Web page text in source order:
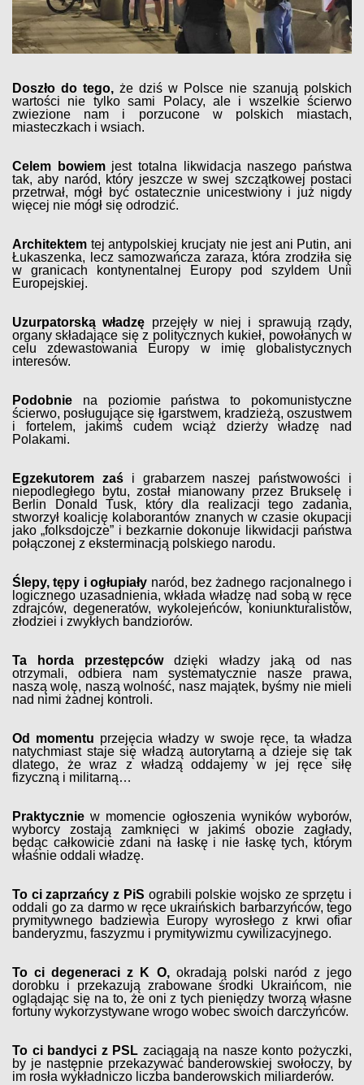
Doszło do tego, że dziś w Polsce nie szanują polskich
wartości nie tylko sami Polacy, ale i wszelkie ścierwo
zwiezione nam i porzucone w polskich miastach,
miasteczkach i wsiach.
Celem bowiemjest totalna likwidacja naszego państwa
tak, aby naród, który jeszcze w swej szczątkowej postaci
przetrwał, mógł być ostatecznie unicestwiony i już nigdy
więcej nie mógł się odrodzić.
Architektem tej antypolskiej krucjaty nie jest ani Putin, ani
Łukaszenka, lecz samozwańcza zaraza, która zrodziła się
w granicach kontynentalnej Europy pod szyldem Unii
Europejskiej.
Uzurpatorską władzę przejęły w niej i sprawują rządy,
organy składające się z politycznych kukieł, powołanych w
celu zdewastowania Europy w imię globalistycznych
interesów.
Podobnie na poziomie państwa to pokomunistyczne
ścierwo, posługujące się łgarstwem, kradzieżą, oszustwem
i fortelem, jakimś cudem wciąż dzierży władzę nad
Polakami.
Egzekutorem zaśi grabarzem naszej państwowości i
niepodległego bytu, został mianowany przez Brukselę i
Berlin Donald Tusk, który dla realizacji tego zadania,
stworzył koalicję kolaborantów znanych w czasie okupacji
jako „folksdojcze” i bezkarnie dokonuje likwidacji państwa
połączonej z eksterminacją polskiego narodu.
Ślepy, tępy i ogłupiały naród, bez żadnego racjonalnego i
logicznego uzasadnienia, wkłada władzę nad sobą w ręce
zdrajców, degeneratów, wykolejeńców, koniunkturalistów,
złodziei i zwykłych bandziorów.
Ta horda przestępcówdzięki władzy jaką od nas
otrzymali, odbiera nam systematycznie nasze prawa,
naszą wolę, naszą wolność, nasz majątek, byśmy nie mieli
nad nimi żadnej kontroli.
Od momentu przejęcia władzy w swoje ręce, ta władza
natychmiast staje się władzą autorytarną a dzieje się tak
dlatego, że wraz z władzą oddajemy w jej ręce siłę
fizyczną i militarną…
Praktycznie w momencie ogłoszenia wyników wyborów,
wyborcy zostają zamknięci w jakimś obozie zagłady,
będąc całkowicie zdani na łaskę i nie łaskę tych, którym
właśnie oddali władzę.
To ci zaprzańcy z PiS ograbili polskie wojsko ze sprzętu i
oddali go za darmo w ręce ukraińskich barbarzyńców, tego
prymitywnego badziewia Europy wyrosłego z krwi ofiar
banderyzmu, faszyzmu i prymitywizmu cywilizacyjnego.
To ci degeneraci z K O, okradają polski naród z jego
dorobku i przekazują zrabowane środki Ukraińcom, nie
oglądając się na to, że oni z tych pieniędzy tworzą własne
fortuny wykorzystywane wrogo wobec swoich darczyńców.
To ci bandyci z PSL zaciągają na nasze konto pożyczki,
by je następnie przekazywać banderowskiej swołoczy, by
im rosła wykładniczo liczba banderowskich miliarderów.